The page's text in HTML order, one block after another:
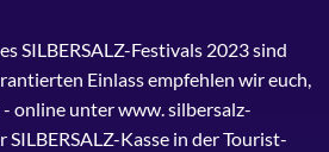
SILBERSALZ-Festivals 2023 sind
Einlass empfehlen wir euch,
online unter www. silbersalz-
Kasse in der Tourist-